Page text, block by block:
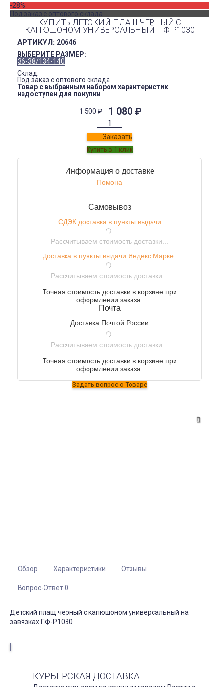
-28%
Под заказ с оптового склада
КУПИТЬ ДЕТСКИЙ ПЛАЩ ЧЕРНЫЙ С
КАПЮШОНОМ УНИВЕРСАЛЬНЫЙ ПФ-P1030
АРТИКУЛ: 20646
ВЫБЕРИТЕ РАЗМЕР:
36-38/134-140
Склад:
Под заказ с оптового склада
Товар с выбранным набором характеристик
недоступен для покупки
1 500 ₽ 1 080 ₽
Заказать
Информация о доставке
Помона
Самовывоз
СДЭК доставка в пункты выдачи
Рассчитываем стоимость доставки...
Доставка в пункты выдачи Яндекс Маркет
Рассчитываем стоимость доставки...
Точная стоимость доставки в корзине при
оформлении заказа.
Почта
Доставка Почтой России
Рассчитываем стоимость доставки...
Точная стоимость доставки в корзине при
оформлении заказа.
Обзор Характеристики Отзывы
Вопрос-Ответ 0
Детский плащ черный с капюшоном универсальный на
завязках ПФ-P1030
КУРЬЕРСКАЯ ДОСТАВКА